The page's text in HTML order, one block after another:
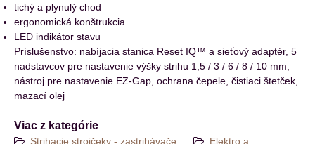
tichý a plynulý chod
ergonomická konštrukcia
LED indikátor stavu
Príslušenstvo: nabíjacia stanica Reset IQ™ a sieťový adaptér, 5
nadstavcov pre nastavenie výšky strihu 1,5 / 3 / 6 / 8 / 10 mm,
nástroj pre nastavenie EZ-Gap, ochrana čepele, čistiaci štetček,
mazací olej
Viac z kategórie
Strihacie strojčeky - zastrihávače Elektro a